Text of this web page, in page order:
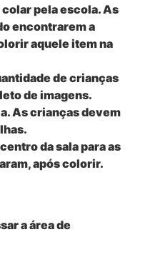
pela escola. As
encontrarem a
aquele item na
de crianças
de imagens.
As crianças devem
da sala para as
após colorir.
a área de